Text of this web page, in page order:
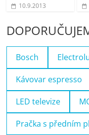
10.9.2013
Bosch
Kávovar espresso
LED televize
Pračka s předním